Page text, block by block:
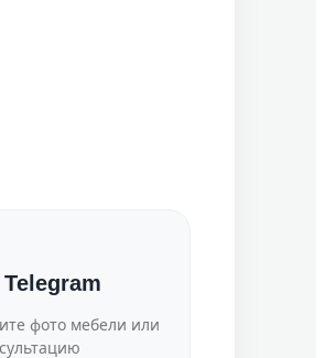
фото мебели или